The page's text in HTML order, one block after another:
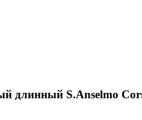
длинный S.Anselmo